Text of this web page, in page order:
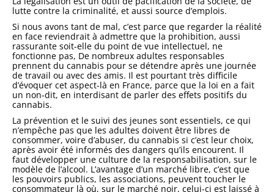
lutte contre la criminalité, et aussi source d’emplois.
Si nous avons tant de mal, c’est parce que regarder la réalité
en face reviendrait à admettre que la prohibition, aussi
rassurante soit-elle du point de vue intellectuel, ne
fonctionne pas, De nombreux adultes responsables
prennent du cannabis pour se détendre après une journée
de travail ou avec des amis. Il est pourtant très difficile
d’évoquer cet aspect-là en France, parce que la loi en a fait
un non-dit, en interdisant de parler des effets positifs du
cannabis.
La prévention et le suivi des jeunes sont essentiels, ce qui
n’empêche pas que les adultes doivent être libres de
consommer, voire d’abuser, du cannabis si c’est leur choix,
après avoir été informés des dangers qu’ils encourent. Il
faut développer une culture de la responsabilisation, sur le
modèle de l’alcool. L’avantage d’un marché libre, c’est que
les pouvoirs publics, les associations, peuvent toucher le
consommateur là où, sur le marché noir, celui-ci est laissé à